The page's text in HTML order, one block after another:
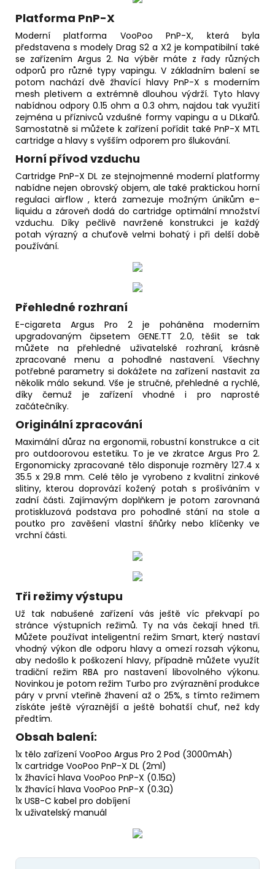
Platforma PnP-X
Moderní platforma VooPoo PnP-X, která byla
představena s modely Drag S2 a X2 je kompatibilní také
se zařízením Argus 2. Na výběr máte z řady různých
odporů pro různé typy vapingu. V základním balení se
potom nachází dvě žhavící hlavy PnP-X s moderním
mesh pletivem a extrémně dlouhou výdrží. Tyto hlavy
nabídnou odpory 0.15 ohm a 0.3 ohm, najdou tak využití
zejména u příznivců vzdušné formy vapingu a u DLkařů.
Samostatně si můžete k zařízení pořídit také PnP-X MTL
cartridge a hlavy s vyšším odporem pro šlukování.
Horní přívod vzduchu
Cartridge PnP-X DL ze stejnojmenné moderní platformy
nabídne nejen obrovský objem, ale také praktickou horní
regulaci airflow , která zamezuje možným únikům e-
liquidu a zároveň dodá do cartridge optimální množství
vzduchu. Díky pečlivě navržené konstrukci je každý
potah výrazný a chuťově velmi bohatý i při delší době
používání.
Přehledné rozhraní
E-cigareta Argus Pro 2 je poháněna moderním
upgradovaným čipsetem GENE.TT 2.0, těšit se tak
můžete na přehledné uživatelské rozhraní, krásně
zpracované menu a pohodlné nastavení. Všechny
potřebné parametry si dokážete na zařízení nastavit za
několik málo sekund. Vše je stručné, přehledné a rychlé,
díky čemuž je zařízení vhodné i pro naprosté
začátečníky.
Originální zpracování
Maximální důraz na ergonomii, robustní konstrukce a cit
pro outdoorovou estetiku. To je ve zkratce Argus Pro 2.
Ergonomicky zpracované tělo disponuje rozměry 127.4 x
35.5 x 29.8 mm. Celé tělo je vyrobeno z kvalitní zinkové
slitiny, kterou doprovází kožený potah s prošíváním v
zadní části. Zajímavým doplňkem je potom zarovnaná
protiskluzová podstava pro pohodlné stání na stole a
poutko pro zavěšení vlastní šňůrky nebo klíčenky ve
vrchní části.
Tři režimy výstupu
Už tak nabušené zařízení vás ještě víc překvapí po
stránce výstupních režimů. Ty na vás čekají hned tři.
Můžete používat inteligentní režim Smart, který nastaví
vhodný výkon dle odporu hlavy a omezí rozsah výkonu,
aby nedošlo k poškození hlavy, případně můžete využít
tradiční režim RBA pro nastavení libovolného výkonu.
Novinkou je potom režim Turbo pro zvýraznění produkce
páry v první vteřině žhavení až o 25%, s tímto režimem
získáte ještě výraznější a ještě bohatší chuť, než kdy
předtím.
Obsah balení:
1x tělo zařízení VooPoo Argus Pro 2 Pod (3000mAh)
1x cartridge VooPoo PnP-X DL (2ml)
1x žhavící hlava VooPoo PnP-X (0.15Ω)
1x žhavící hlava VooPoo PnP-X (0.3Ω)
1x USB-C kabel pro dobíjení
1x uživatelský manuál